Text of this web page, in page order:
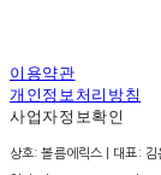
이용약관
개인정보처리방침
사업자정보확인
상호: 볼름에릭스 | 대표: